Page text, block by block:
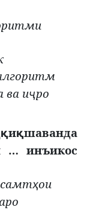
ва иҷро
қиқшаванда
… инъикос
самтҳои